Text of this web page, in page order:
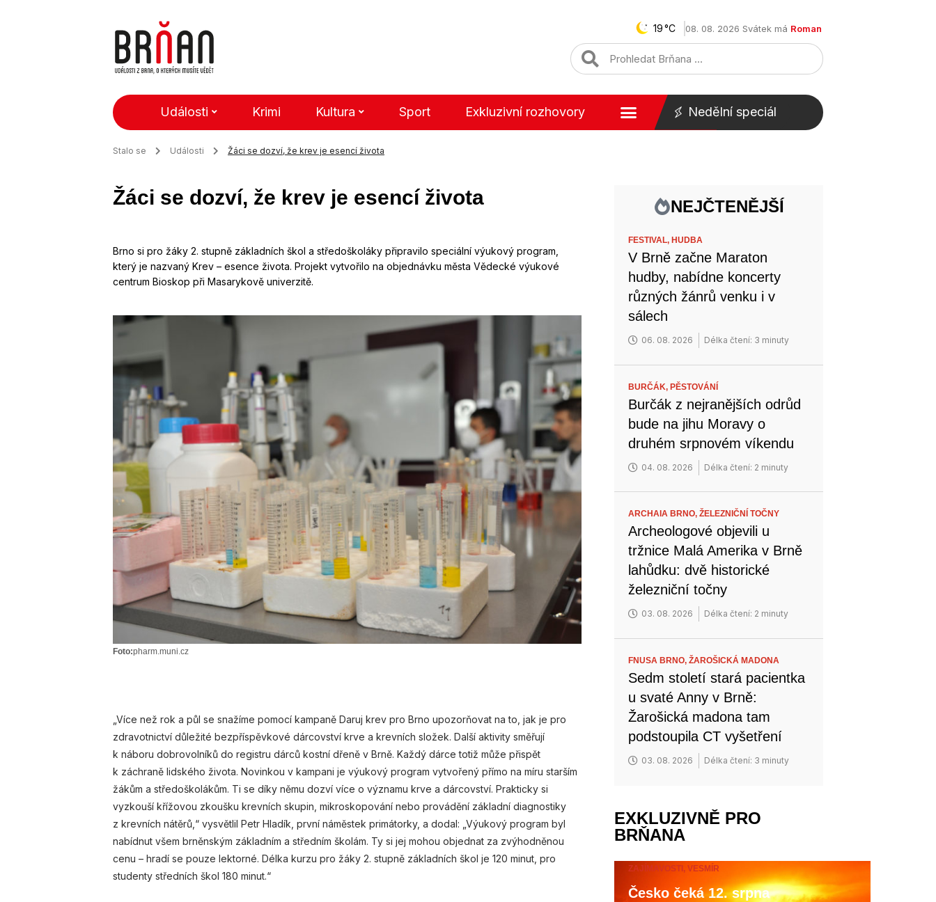
19 08. 08. 2026 Svátek má Roman
Události Krimi Kultura Sport Exkluzivní rozhovory Nedělní speciál
Stalo se Události Žáci se dozví, že krev je esencí života
Žáci se dozví, že krev je esencí života
Brno si pro žáky 2. stupně základních škol a středoškoláky připravilo speciální výukový program,
který je nazvaný Krev – esence života. Projekt vytvořilo na objednávku města Vědecké výukové
centrum Bioskop při Masarykově univerzitě.
Foto:pharm.muni.cz
„Více než rok a půl se snažíme pomocí kampaně Daruj krev pro Brno upozorňovat na to, jak je pro
zdravotnictví důležité bezpříspěvkové dárcovství krve a krevních složek. Další aktivity směřují
k náboru dobrovolníků do registru dárců kostní dřeně v Brně. Každý dárce totiž může přispět
k záchraně lidského života. Novinkou v kampani je výukový program vytvořený přímo na míru starším
žákům a středoškolákům. Ti se díky němu dozví více o významu krve a dárcovství. Prakticky si
vyzkouší křížovou zkoušku krevních skupin, mikroskopování nebo provádění základní diagnostiky
z krevních nátěrů,“ vysvětlil Petr Hladík, první náměstek primátorky, a dodal: „Výukový program byl
nabídnut všem brněnským základním a středním školám. Ty si jej mohou objednat za zvýhodněnou
cenu – hradí se pouze lektorné. Délka kurzu pro žáky 2. stupně základních škol je 120 minut, pro
studenty středních škol 180 minut.“
NEJČTENĚJŠÍ
FESTIVAL, HUDBA
V Brně začne Maraton
hudby, nabídne koncerty
různých žánrů venku i v
sálech
06. 08. 2026 Délka čtení: 3 minuty
BURČÁK,PĚSTOVÁNÍ
Burčák z nejranějších odrůd
bude na jihu Moravy o
druhém srpnovém víkendu
04. 08. 2026 Délka čtení: 2 minuty
ARCHAIA BRNO,ŽELEZNIČNÍ TOČNY
Archeologové objevili u
tržnice Malá Amerika v Brně
lahůdku: dvě historické
železniční točny
03. 08. 2026 Délka čtení: 2 minuty
FNUSA BRNO,ŽAROŠICKÁ MADONA
Sedm století stará pacientka
u svaté Anny v Brně:
Žarošická madona tam
podstoupila CT vyšetření
03. 08. 2026 Délka čtení: 3 minuty
EXKLUZIVNĚ PRO
BRŇANA
ZAJÍMAVOSTI,VESMÍR
Česko čeká 12. srpna